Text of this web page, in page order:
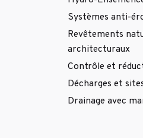
Systèmes anti-
Revêtements
architecturaux
Contrôle et
Décharges et
Drainage avec